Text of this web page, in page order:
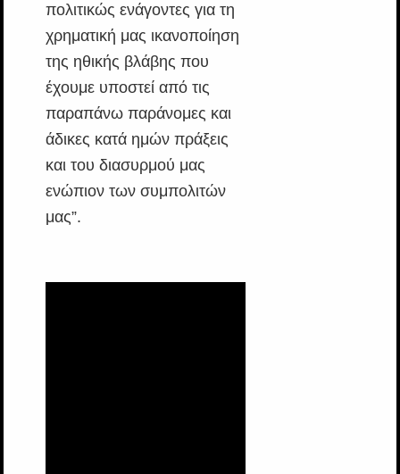
πολιτικώς ενάγοντες για τη
χρηματική μας ικανοποίηση
της ηθικής βλάβης που
έχουμε υποστεί από τις
παραπάνω παράνομες και
άδικες κατά ημών πράξεις
και του διασυρμού μας
ενώπιον των συμπολιτών
μας”.